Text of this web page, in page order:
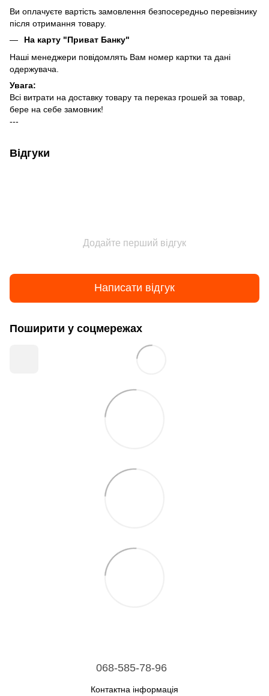
Ви оплачуєте вартість замовлення безпосередньо перевізнику
після отримання товару.
На карту "Приват Банку"
Наші менеджери повідомлять Вам номер картки та дані
одержувача.
Увага:
Всі витрати на доставку товару та переказ грошей за товар,
бере на себе замовник!
---
Відгуки
Додайте перший відгук
Написати відгук
Поширити у соцмережах
068-585-78-96
Контактна інформація